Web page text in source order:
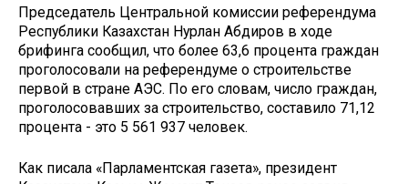
Председатель Центральной комиссии референдума
Республики Казахстан Нурлан Абдиров в ходе
брифинга сообщил, что более 63,6 процента граждан
проголосовали на референдуме о строительстве
первой в стране АЭС. По его словам, число граждан,
проголосовавших за строительство, составило 71,12
процента - это 5 561 937 человек.
Как писала «Парламентская газета», президент